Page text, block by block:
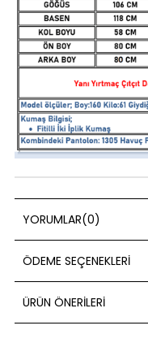
YORUMLAR(0)
ÖDEME SEÇENEKLERI
ÜRÜN ÖNERILERI